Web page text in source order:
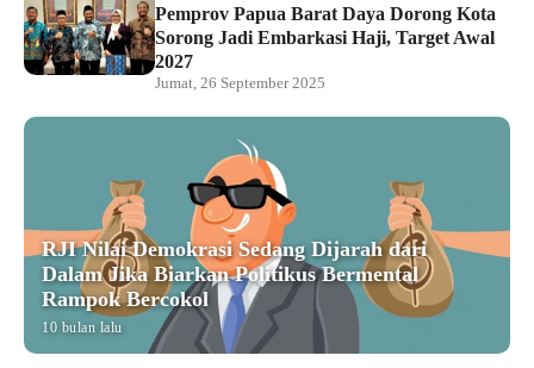
Pemprov Papua Barat Daya Dorong Kota
Sorong Jadi Embarkasi Haji, Target Awal
2027
Jumat, 26 September 2025
RJI Nilai Demokrasi Sedang Dijarah dari
Dalam Jika Biarkan Politikus Bermental
Rampok Bercokol
10 bulan lalu